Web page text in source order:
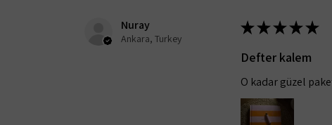
Nuray
Ankara, Turkey
★★★★★
Defter kalem
O kadar güzel